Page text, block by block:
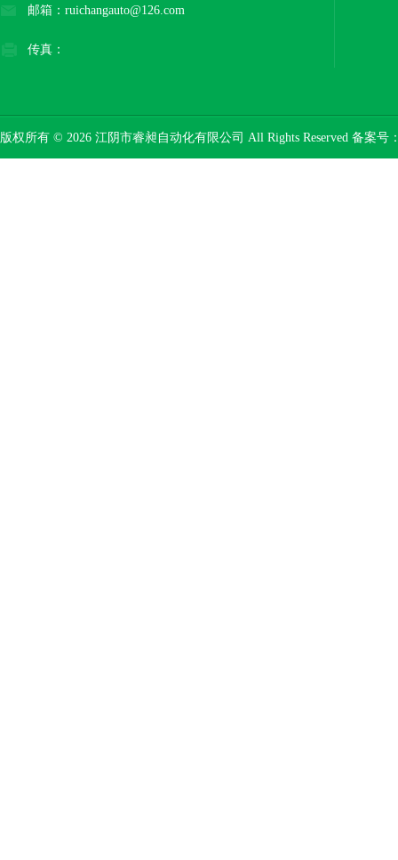
邮箱：ruichangauto@126.com
传真：
版权所有 © 2026 江阴市睿昶自动化有限公司 All Rights Reserved 备案号